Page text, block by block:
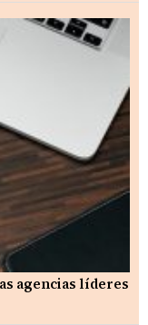
agencias líderes